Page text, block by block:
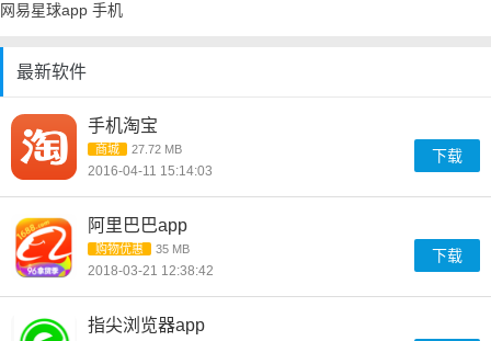
网易星球app 手机下载
最新软件
手机淘宝
商城 27.72 MB
2016-04-11 15:14:03
下载
阿里巴巴app
购物优惠 35 MB
2018-03-21 12:38:42
下载
指尖浏览器app